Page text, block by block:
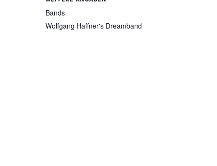
Bands
Wolfgang Haffner's Dreamband